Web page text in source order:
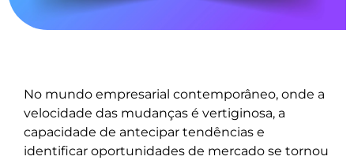
No mundo empresarial contemporâneo, onde a
velocidade das mudanças é vertiginosa, a
capacidade de antecipar tendências e
identificar oportunidades de mercado se tornou